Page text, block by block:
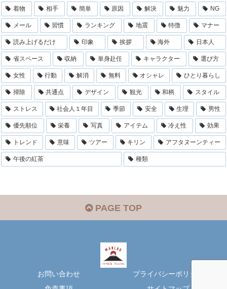
着物 相手 簡単 原因 解決 魅力 NG
メール 習慣 ランキング 地震 特徴 マナー
読み上げるだけ 印象 挨拶 海外 日本人
省スペース 収納 単身赴任 キャラクター 選び方
女性 行動 解消 無料 オシャレ ひとり暮らし
掃除 共通点 デザイン 観光 和柄 スタイル
ストレス 社会人１年目 季節 安全 生理 男性
優先順位 栄養 写真 アイテム 冷え性 効果
トレンド 意味 ツアー キリン アフタヌーンティー
午後の紅茶 種類
PAGE TOP
お問い合わせ
プライバシーポリシー